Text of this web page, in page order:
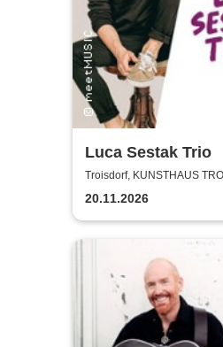
Luca Sestak Trio
Troisdorf, KUNSTHAUS
20.11.2026